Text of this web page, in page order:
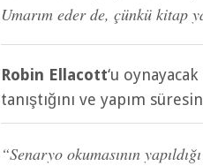
Umarım eder de, çünkü kitap
Robin Ellacott‘u oynayacak
tanıştığını ve yapım
“Senaryo okumasının